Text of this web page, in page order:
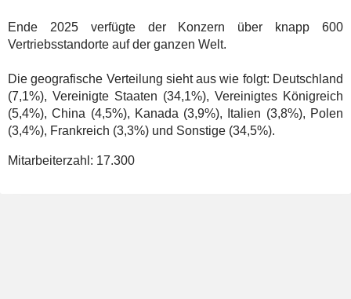
Ende 2025 verfügte der Konzern über knapp 600
Vertriebsstandorte auf der ganzen Welt.
Die geografische Verteilung sieht aus wie folgt: Deutschland
(7,1%), Vereinigte Staaten (34,1%), Vereinigtes Königreich
(5,4%), China (4,5%), Kanada (3,9%), Italien (3,8%), Polen
(3,4%), Frankreich (3,3%) und Sonstige (34,5%).
Mitarbeiterzahl: 17.300